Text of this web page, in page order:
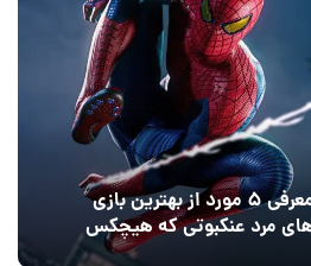
معرفی ۵ مورد از بهترین بازی
مرد عنکبوتی که هیچکس